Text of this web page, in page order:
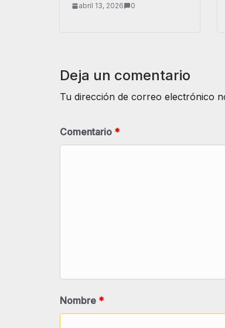
abril 13, 2026 0
Deja un comentario
Tu dirección de correo electrónico
Comentario *
Nombre *